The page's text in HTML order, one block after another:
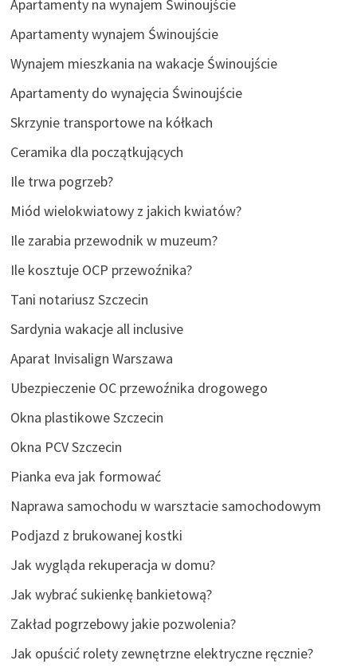
Apartamenty na wynajem Świnoujście
Apartamenty wynajem Świnoujście
Wynajem mieszkania na wakacje Świnoujście
Apartamenty do wynajęcia Świnoujście
Skrzynie transportowe na kółkach
Ceramika dla początkujących
Ile trwa pogrzeb?
Miód wielokwiatowy z jakich kwiatów?
Ile zarabia przewodnik w muzeum?
Ile kosztuje OCP przewoźnika?
Tani notariusz Szczecin
Sardynia wakacje all inclusive
Aparat Invisalign Warszawa
Ubezpieczenie OC przewoźnika drogowego
Okna plastikowe Szczecin
Okna PCV Szczecin
Pianka eva jak formować
Naprawa samochodu w warsztacie samochodowym
Podjazd z brukowanej kostki
Jak wygląda rekuperacja w domu?
Jak wybrać sukienkę bankietową?
Zakład pogrzebowy jakie pozwolenia?
Jak opuścić rolety zewnętrzne elektryczne ręcznie?